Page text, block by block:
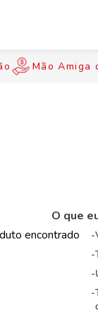
Mão Amiga
encontrado
O que